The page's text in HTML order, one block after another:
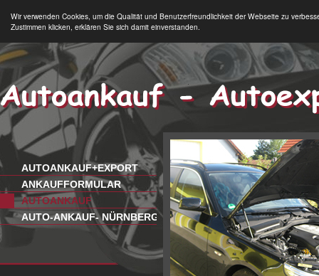
Wir verwenden Cookies, um die Qualität und Benutzerfreundlichkeit der Webseite zu
Zustimmen klicken, erklären Sie sich damit einverstanden.
AUTOANKAUF+EXPORT
ANKAUFFORMULAR
AUTOANKAUF
AUTO-ANKAUF- NÜRNBERG